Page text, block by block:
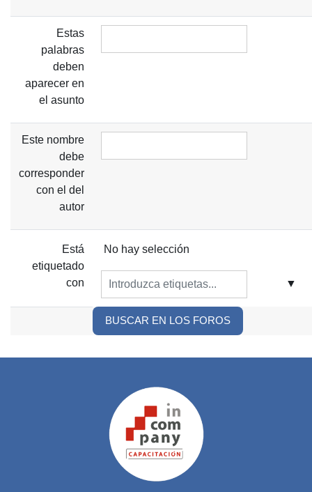
Estas
palabras
deben
aparecer en
el asunto
Este nombre
debe
corresponder
con el del
autor
Está
etiquetado
con
Ítems seleccioandos:
No hay selección
▼
BUSCAR EN LOS FOROS